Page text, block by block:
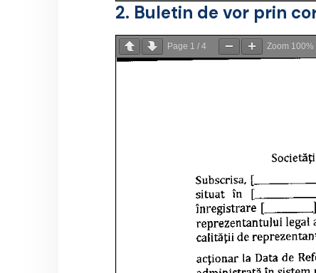
2. Buletin de vor prin
Page 1 / 4 Zoom 100%